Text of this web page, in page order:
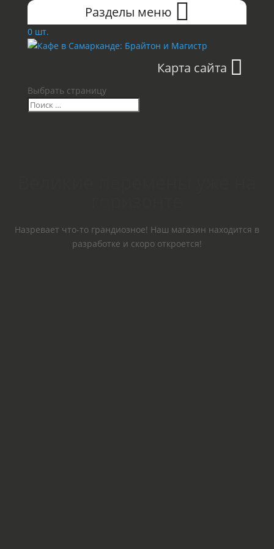
Разделы меню
0 шт.
Карта сайта
Выбрать страницу
Назревает что-то грандиозное! Наш магазин находится в
разработке и скоро откроется!